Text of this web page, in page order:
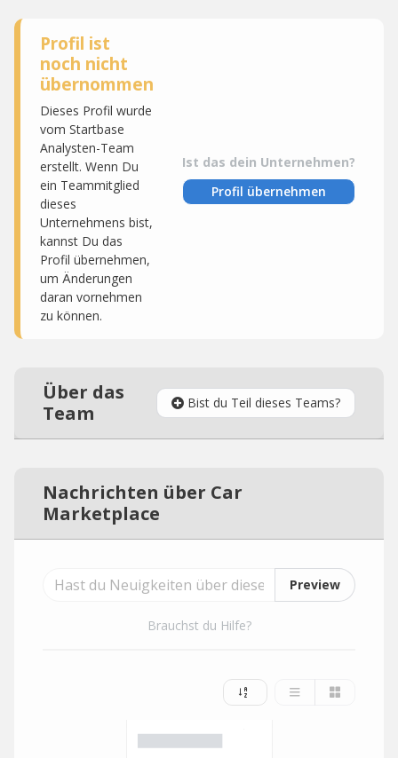
Profil ist
noch nicht
übernommen
Dieses Profil wurde
vom Startbase
Analysten-Team
erstellt. Wenn Du
ein Teammitglied
dieses
Unternehmens bist,
kannst Du das
Profil übernehmen,
um Änderungen
daran vornehmen
zu können.
Ist das dein Unternehmen?
Profil übernehmen
Über das
Team
Bist du Teil dieses Teams?
Nachrichten über Car
Marketplace
Preview
Brauchst du Hilfe?